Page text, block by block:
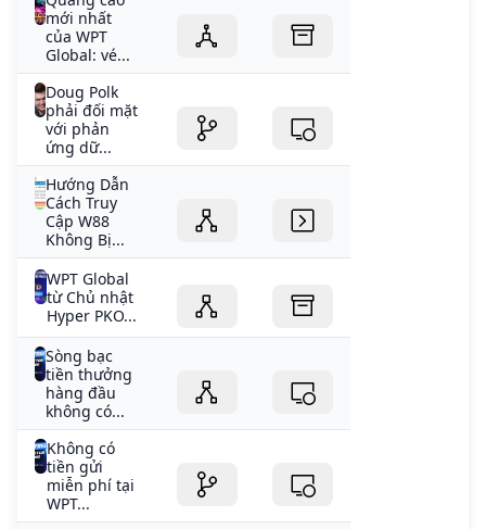
mới nhất
của WPT
Global: vé...
Doug Polk
phải đối mặt
với phản
ứng dữ...
Hướng Dẫn
Cách Truy
Cập W88
Không Bị...
WPT Global
từ Chủ nhật
Hyper PKO...
Sòng bạc
tiền thưởng
hàng đầu
không có...
Không có
tiền gửi
miễn phí tại
WPT...